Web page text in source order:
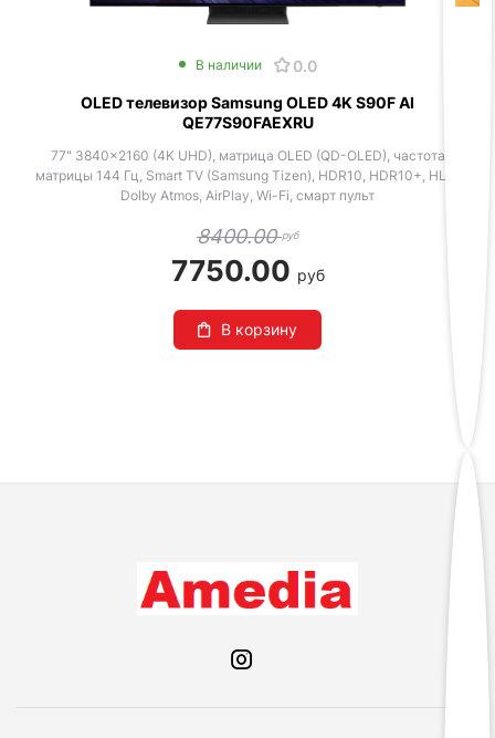
В наличии
0.0
OLED телевизор Samsung OLED 4K S90F AI
QE77S90FAEXRU
77" 3840x2160 (4K UHD), матрица OLED (QD-OLED), частота
матрицы 144 Гц, Smart TV (Samsung Tizen), HDR10, HDR10+, HLG,
Dolby Atmos, AirPlay, Wi-Fi, смарт пульт
8400.00руб
7750.00 руб
В корзину